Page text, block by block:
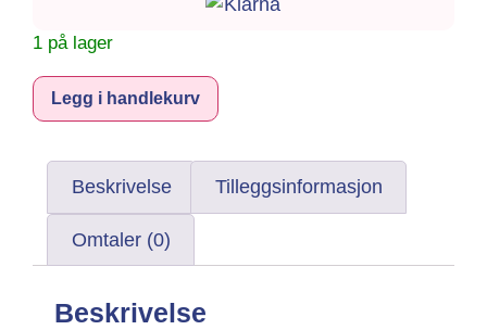
1 på lager
Legg i handlekurv
Beskrivelse Tilleggsinformasjon
Omtaler (0)
Beskrivelse